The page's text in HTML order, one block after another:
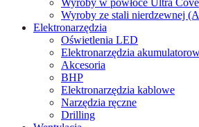
Wyroby w powłoce Ultra
Wyroby ze stali nierdzewnej
Elektronarzędzia
Oświetlenia LED
Elektronarzędzia
Akcesoria
BHP
Elektronarzędzia kablowe
Narzędzia ręczne
Drilling